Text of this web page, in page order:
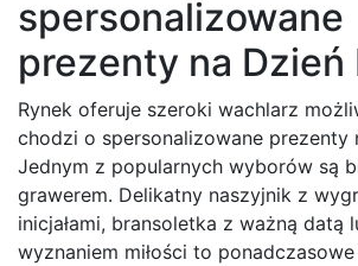
spersonalizowane
prezenty na Dzień
Rynek oferuje szeroki wachlarz
chodzi o spersonalizowane prezenty
Jednym z popularnych wyborów są
grawerem. Delikatny naszyjnik z
inicjałami, bransoletka z ważną datą
wyznaniem miłości to